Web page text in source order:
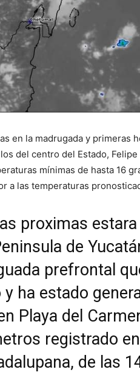
en la madrugada y primeras
del centro del Estado,
mínimas de hasta 16
a las temperaturas
proximas
de
prefrontal
ha estado
Playa del
registrado
de las